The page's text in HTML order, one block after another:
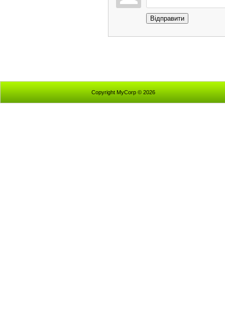
Відправити
Copyright MyCorp © 2026